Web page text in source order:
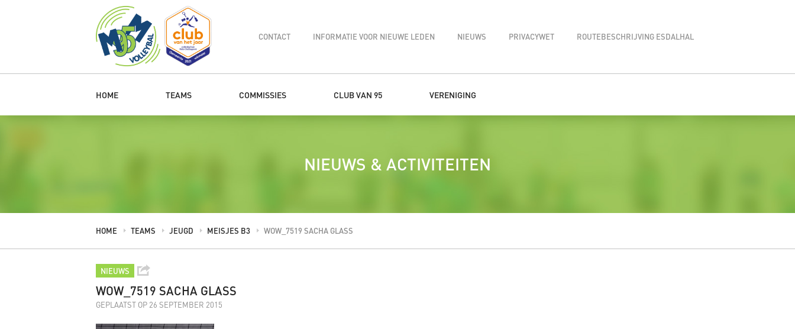
CONTACT INFORMATIE VOOR NIEUWE LEDEN NIEUWS PRIVACYWET ROUTEBESCHRIJVING ESDALHAL
HOME TEAMS COMMISSIES CLUB VAN 95 VERENIGING
NIEUWS & ACTIVITEITEN
HOME TEAMS JEUGD MEISJES B3 WOW_7519 SACHA GLASS
NIEUWS
WOW_7519 SACHA GLASS
GEPLAATST OP 26 SEPTEMBER 2015